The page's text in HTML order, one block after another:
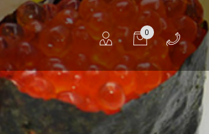
0